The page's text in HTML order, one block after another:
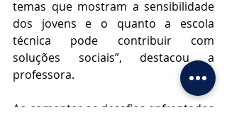
temas que mostram a sensibilidade
dos jovens e o quanto a escola
técnica pode contribuir com
soluções sociais”, destacou a
professora.
Ao comentar os desafios enfrentados